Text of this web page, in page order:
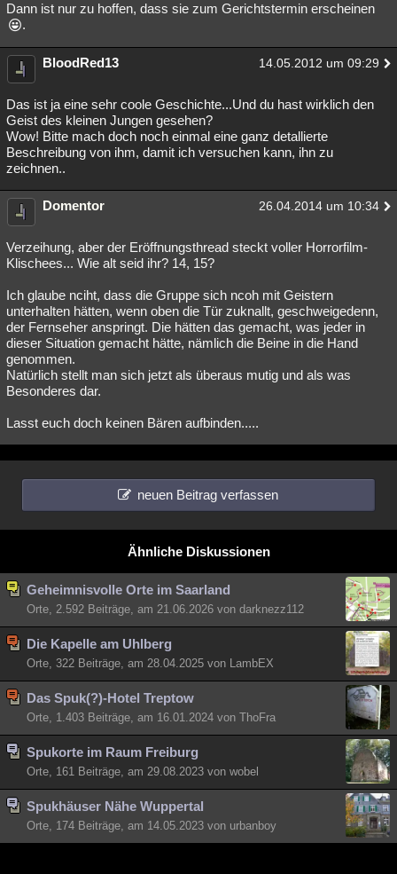
Dann ist nur zu hoffen, dass sie zum Gerichtstermin erscheinen
.
BloodRed13 14.05.2012 um 09:29
Das ist ja eine sehr coole Geschichte...Und du hast wirklich den
Geist des kleinen Jungen gesehen?
Wow! Bitte mach doch noch einmal eine ganz detallierte
Beschreibung von ihm, damit ich versuchen kann, ihn zu
zeichnen..
Domentor 26.04.2014 um 10:34
Verzeihung, aber der Eröffnungsthread steckt voller Horrorfilm-
Klischees... Wie alt seid ihr? 14, 15?
Ich glaube nciht, dass die Gruppe sich ncoh mit Geistern
unterhalten hätten, wenn oben die Tür zuknallt, geschweigedenn,
der Fernseher anspringt. Die hätten das gemacht, was jeder in
dieser Situation gemacht hätte, nämlich die Beine in die Hand
genommen.
Natürlich stellt man sich jetzt als überaus mutig und als was
Besonderes dar.
Lasst euch doch keinen Bären aufbinden.....
neuen Beitrag verfassen
Ähnliche Diskussionen
Geheimnisvolle Orte im Saarland
Orte, 2.592 Beiträge, am 21.06.2026 von darknezz112
Die Kapelle am Uhlberg
Orte, 322 Beiträge, am 28.04.2025 von LambEX
Das Spuk(?)-Hotel Treptow
Orte, 1.403 Beiträge, am 16.01.2024 von ThoFra
Spukorte im Raum Freiburg
Orte, 161 Beiträge, am 29.08.2023 von wobel
Spukhäuser Nähe Wuppertal
Orte, 174 Beiträge, am 14.05.2023 von urbanboy